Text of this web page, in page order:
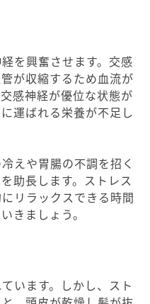
を興奮させます。交感
が収縮するため血流が
感神経が優位な状態が
運ばれる栄養が不足し
えや胃腸の不調を招く
助長します。ストレス
リラックスできる時間
きましょう。
います。しかし、スト